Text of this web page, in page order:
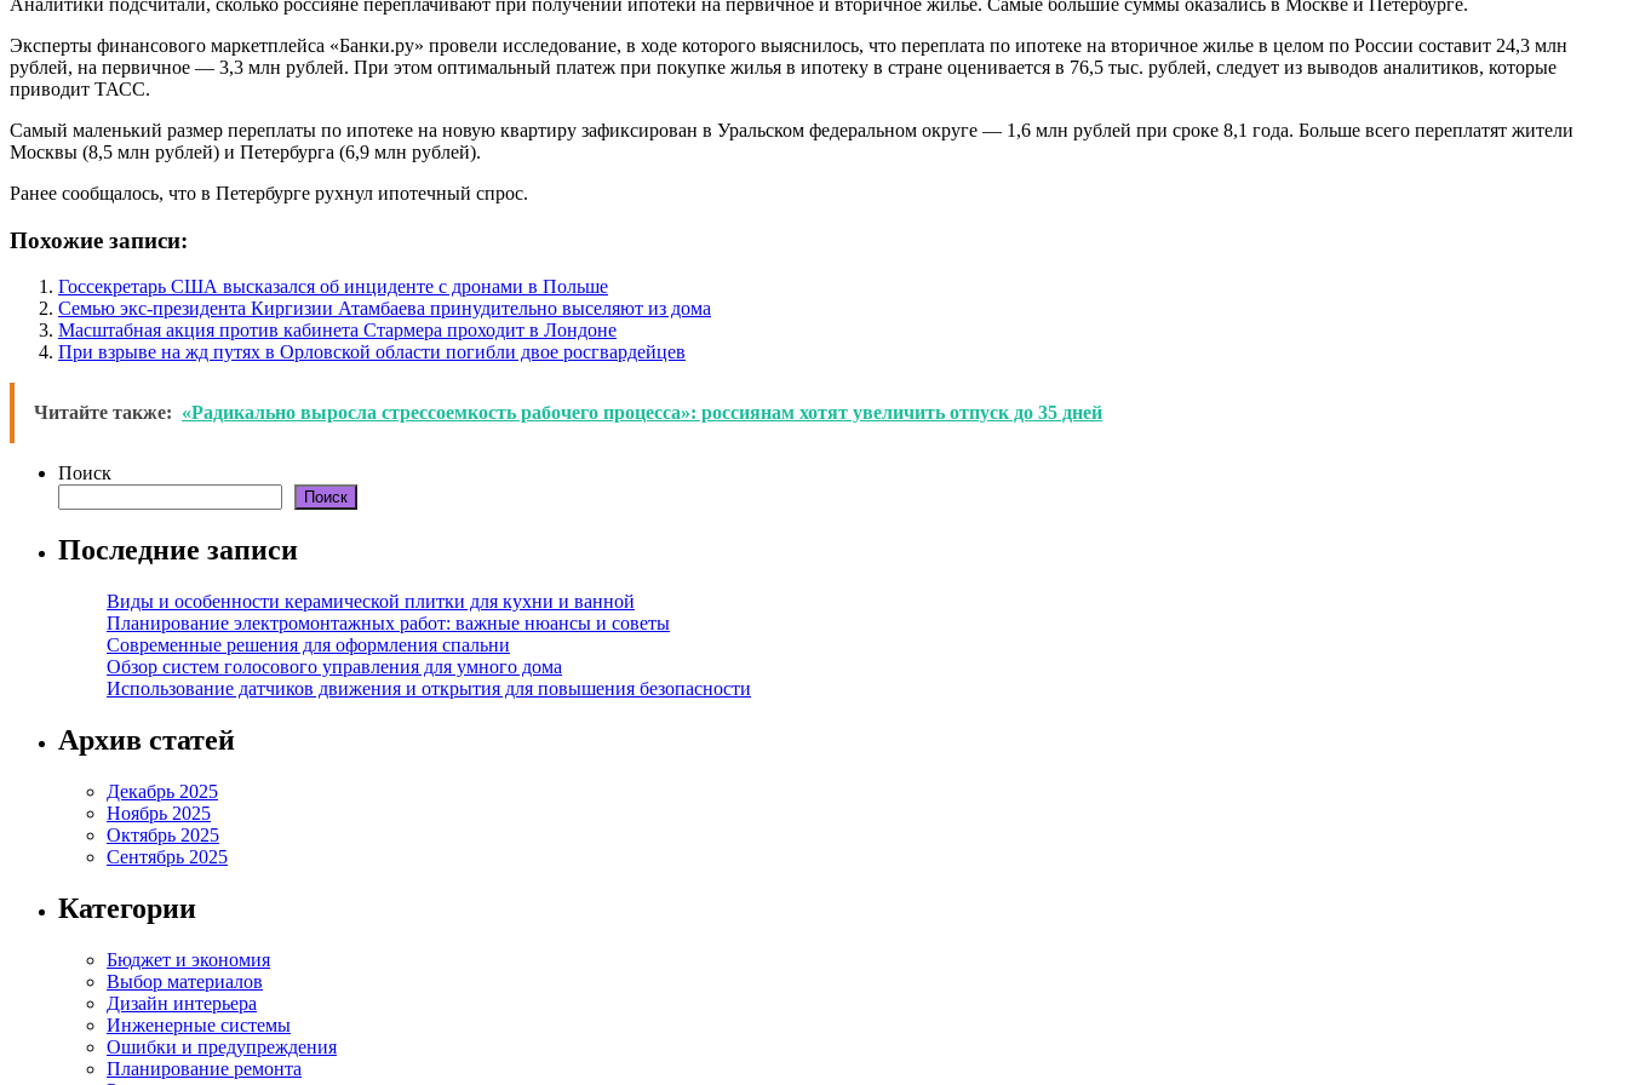
Эксперты финансового маркетплейса «Банки.ру» провели исследование, в ходе которого выяснилось, что переплата по ипотеке на вторичное жилье в целом по России составит 24,3 млн
рублей, на первичное — 3,3 млн рублей. При этом оптимальный платеж при покупке жилья в ипотеку в стране оценивается в 76,5 тыс. рублей, следует из выводов аналитиков, которые
приводит ТАСС.
Самый маленький размер переплаты по ипотеке на новую квартиру зафиксирован в Уральском федеральном округе — 1,6 млн рублей при сроке 8,1 года. Больше всего переплатят жители
Москвы (8,5 млн рублей) и Петербурга (6,9 млн рублей).
Ранее сообщалось, что в Петербурге рухнул ипотечный спрос.
Похожие записи:
Госсекретарь США высказался об инциденте с дронами в Польше
Семью экс-президента Киргизии Атамбаева принудительно выселяют из дома
Масштабная акция против кабинета Стармера проходит в Лондоне
При взрыве на жд путях в Орловской области погибли двое росгвардейцев
Читайте также: «Радикально выросла стрессоемкость рабочего процесса»: россиянам хотят увеличить отпуск до 35 дней
Поиск
Поиск
Последние записи
Виды и особенности керамической плитки для кухни и ванной
Планирование электромонтажных работ: важные нюансы и советы
Современные решения для оформления спальни
Обзор систем голосового управления для умного дома
Использование датчиков движения и открытия для повышения безопасности
Архив статей
Декабрь 2025
Ноябрь 2025
Октябрь 2025
Сентябрь 2025
Категории
Бюджет и экономия
Выбор материалов
Дизайн интерьера
Инженерные системы
Ошибки и предупреждения
Планирование ремонта